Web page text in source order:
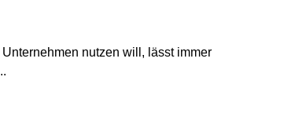
nutzen will, lässt immer